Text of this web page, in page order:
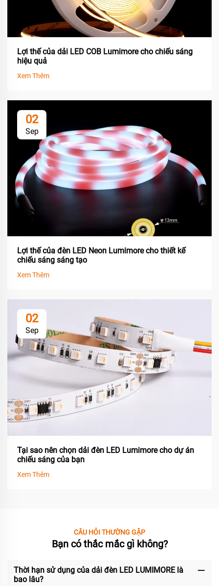
Lợi thế của dải LED COB Lumimore cho chiếu sáng
hiệu quả
Xem Thêm
02
Sep
Lợi thế của đèn LED Neon Lumimore cho thiết kế
chiếu sáng sáng tạo
Xem Thêm
02
Sep
Tại sao nên chọn dải đèn LED Lumimore cho dự án
chiếu sáng của bạn
Xem Thêm
CÂU HỎI THƯỜNG GẶP
Bạn có thắc mắc gì không?
Thời hạn sử dụng của dải đèn LED LUMIMORE là
bao lâu?